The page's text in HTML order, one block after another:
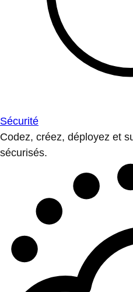
Sécurité
Codez, créez, déployez et
sécurisés.